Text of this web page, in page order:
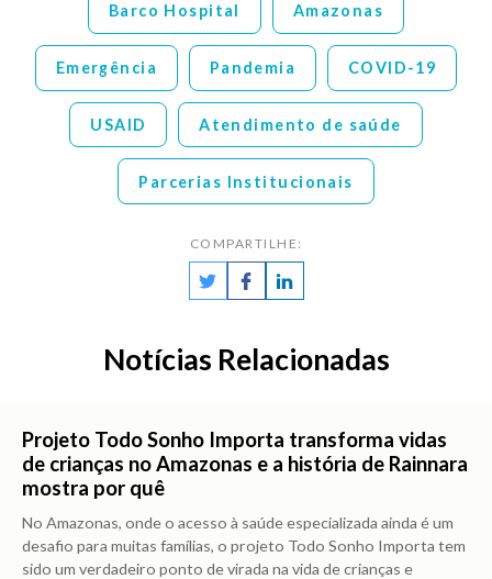
Barco Hospital Amazonas
Emergência Pandemia COVID-19
USAID Atendimento de saúde
Parcerias Institucionais
COMPARTILHE:
Notícias Relacionadas
Projeto Todo Sonho Importa transforma vidas
de crianças no Amazonas e a história de Rainnara
mostra por quê
No Amazonas, onde o acesso à saúde especializada ainda é um
desafio para muitas famílias, o projeto Todo Sonho Importa tem
sido um verdadeiro ponto de virada na vida de crianças e